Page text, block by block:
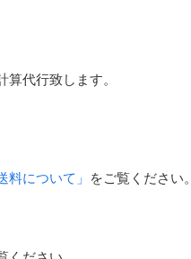
代行致します。
料について」 をご覧ください。